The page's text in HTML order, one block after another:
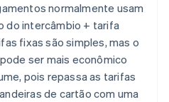
normalmente usam
do intercâmbio + tarifa
fixas são simples, mas o
ser mais econômico
pois repassa as tarifas
de cartão com uma